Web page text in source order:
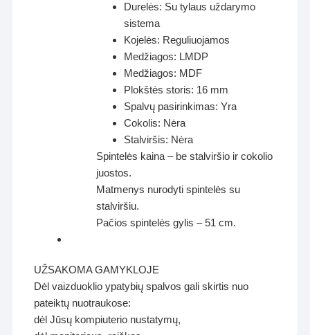
Durelės: Su tylaus uždarymo
sistema
Kojelės: Reguliuojamos
Medžiagos: LMDP
Medžiagos: MDF
Plokštės storis: 16 mm
Spalvų pasirinkimas: Yra
Cokolis: Nėra
Stalviršis: Nėra
Spintelės kaina – be stalviršio ir cokolio
juostos.
Matmenys nurodyti spintelės su
stalviršiu.
Pačios spintelės gylis – 51 cm.
UŽSAKOMA GAMYKLOJE
Dėl vaizduoklio ypatybių spalvos gali skirtis nuo
pateiktų nuotraukose:
dėl Jūsų kompiuterio nustatymų,